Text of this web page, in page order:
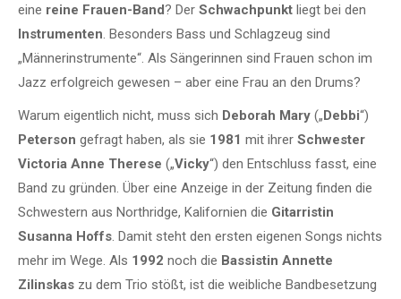
eine reine Frauen-Band? Der Schwachpunkt liegt bei den
Instrumenten. Besonders Bass und Schlagzeug sind
„Männerinstrumente“. Als Sängerinnen sind Frauen schon im
Jazz erfolgreich gewesen – aber eine Frau an den Drums?
Warum eigentlich nicht, muss sich Deborah Mary („Debbi“)
Peterson gefragt haben, als sie 1981 mit ihrer Schwester
Victoria Anne Therese („Vicky“) den Entschluss fasst, eine
Band zu gründen. Über eine Anzeige in der Zeitung finden die
Schwestern aus Northridge, Kalifornien die Gitarristin
Susanna Hoffs. Damit steht den ersten eigenen Songs nichts
mehr im Wege. Als 1992 noch die Bassistin Annette
Zilinskas zu dem Trio stößt, ist die weibliche Bandbesetzung